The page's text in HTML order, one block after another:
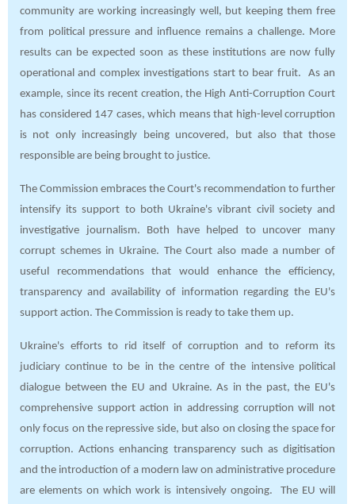
community are working increasingly well, but keeping them free
from political pressure and influence remains a challenge. More
results can be expected soon as these institutions are now fully
operational and complex investigations start to bear fruit. As an
example, since its recent creation, the High Anti-Corruption Court
has considered 147 cases, which means that high-level corruption
is not only increasingly being uncovered, but also that those
responsible are being brought to justice.
The Commission embraces the Court's recommendation to further
intensify its support to both Ukraine's vibrant civil society and
investigative journalism. Both have helped to uncover many
corrupt schemes in Ukraine. The Court also made a number of
useful recommendations that would enhance the efficiency,
transparency and availability of information regarding the EU's
support action. The Commission is ready to take them up.
Ukraine's efforts to rid itself of corruption and to reform its
judiciary continue to be in the centre of the intensive political
dialogue between the EU and Ukraine. As in the past, the EU's
comprehensive support action in addressing corruption will not
only focus on the repressive side, but also on closing the space for
corruption. Actions enhancing transparency such as digitisation
and the introduction of a modern law on administrative procedure
are elements on which work is intensively ongoing. The EU will